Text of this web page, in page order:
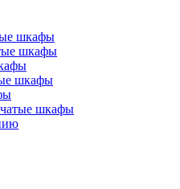
шкафы
шкафы
шкафы
шкафы